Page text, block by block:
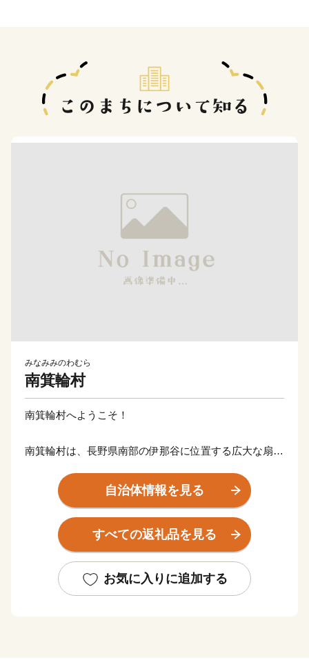
みなみみのわむら
南箕輪村
南箕輪村へようこそ！
南箕輪村は、長野県南部の伊那谷に位置する広大な扇状
い姿を望むことができます。長野県内で唯一、｢人口が
増えつづける村｣であり、また、全国で唯一、｢保育園、
小学校、中学校、高校、短期大学、大学、大学院があ
り、中でも農業高校、大学農学部がある村｣として知ら
約100haの平地林を有する大芝高原を中心に農・工・
商・住宅地が調和のとれた発展を続けております。
自治体情報を見る
すべての返礼品を見る
お気に入りに追加する